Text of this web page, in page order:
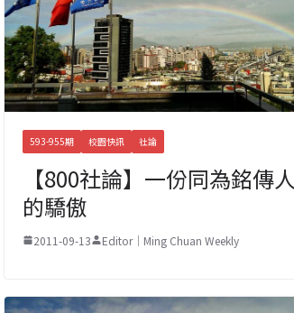
593-955期 校園快訊 社論
【800社論】一份同為銘傳人
的驕傲
2011-09-13 Editor｜Ming Chuan Weekly